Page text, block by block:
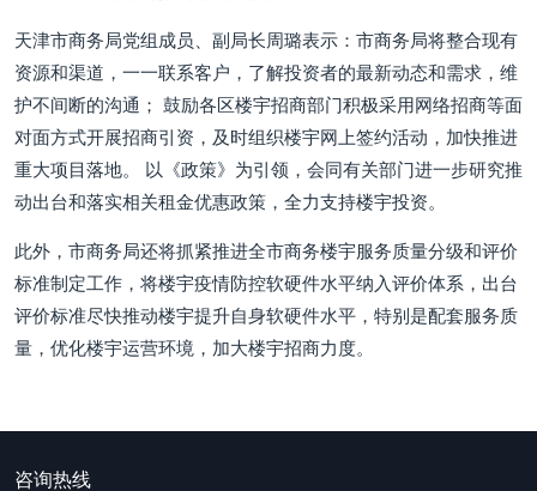
天津市商务局党组成员、副局长周璐表示：市商务局将整合现有
资源和渠道，一一联系客户，了解投资者的最新动态和需求，维
护不间断的沟通； 鼓励各区楼宇招商部门积极采用网络招商等面
对面方式开展招商引资，及时组织楼宇网上签约活动，加快推进
重大项目落地。 以《政策》为引领，会同有关部门进一步研究推
动出台和落实相关租金优惠政策，全力支持楼宇投资。
此外，市商务局还将抓紧推进全市商务楼宇服务质量分级和评价
标准制定工作，将楼宇疫情防控软硬件水平纳入评价体系，出台
评价标准尽快推动楼宇提升自身软硬件水平，特别是配套服务质
量，优化楼宇运营环境，加大楼宇招商力度。
咨询热线